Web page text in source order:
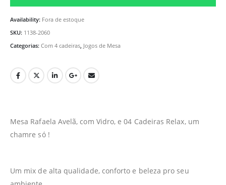
Availability: Fora de estoque
SKU: 1138-2060
Categorias: Com 4 cadeiras Jogos de Mesa
Mesa Rafaela Avelã, com Vidro, e 04 Cadeiras Relax, um
chamre só !
Um mix de alta qualidade, conforto e beleza pro seu